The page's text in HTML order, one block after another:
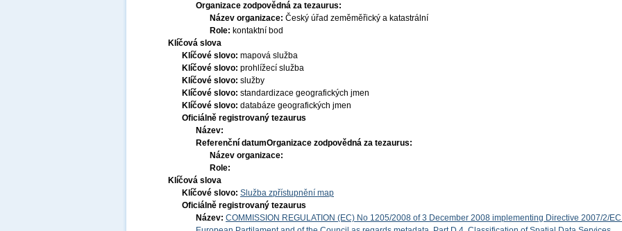
Organizace zodpovědná za tezaurus:
Název organizace: Český úřad zeměměřický a katastrální
Role: kontaktní bod
Klíčová slova
Klíčové slovo: mapová služba
Klíčové slovo: prohlížecí služba
Klíčové slovo: služby
Klíčové slovo: standardizace geografických jmen
Klíčové slovo: databáze geografických jmen
Oficiálně registrovaný tezaurus
Název:
Referenční datumOrganizace zodpovědná za tezaurus:
Název organizace:
Role:
Klíčová slova
Klíčové slovo: Služba zpřístupnění map
Oficiálně registrovaný tezaurus
Název: COMMISSION REGULATION (EC) No 1205/2008 of 3 December 2008 implementing Directive 2007/2/EC